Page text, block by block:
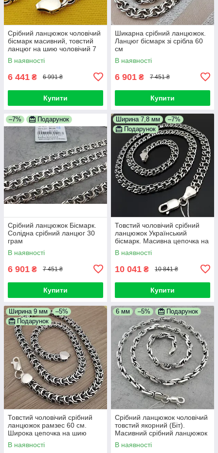
Срібний ланцюжок чоловічий
бісмарк масивний, товстий
ланцюг на шию чоловічий 7
мм
В наявності
6 441 ₴ 6 991 ₴
Купити
Шикарна срібний ланцюжок.
Ланцюг бісмарк зі срібла 60
см
В наявності
6 901 ₴ 7 451 ₴
Купити
–7% Подарунок
Срібний ланцюжок Бісмарк.
Солідна срібний ланцюг 30
грам
В наявності
6 901 ₴ 7 451 ₴
Купити
Ширина 7,8 мм
–7%
Подарунок
Товстий чоловічий срібний
ланцюжок Український
бісмарк. Масивна цепочка на
шию срібло 925
В наявності
10 041 ₴ 10 841 ₴
Купити
Ширина 9 мм
–5%
Подарунок
Товстий чоловічий срібний
ланцюжок рамзес 60 см.
Широка цепочка на шию
фараон срібло 925
В наявності
6 мм –5% Подарунок
Срібний ланцюжок чоловічий
товстий якорний (Біт).
Масивний срібний ланцюжок
чоловічий якірне плетіння. 55
см
В наявності